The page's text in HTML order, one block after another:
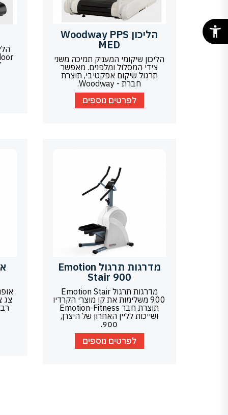
הליכון Woodway PPS
MED
הליכון שיקומי המעניק תמיכה משני
צידי המסלול ומלפנים. מאפשר
תרגול שיקום אפקטיבי, תוצרת
חברת - Woodway.
לפרטים נוספים
מדרגות תרגול Emotion
Stair 900
מדרגות תרגול Emotion Stair
900 משלימות את קו מוצרי הקרדיו
תוצרת חבר Emotion-Fitness
ושייכות לליין האחרון של היצרן,
900.
לפרטים נוספים
צג